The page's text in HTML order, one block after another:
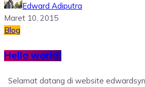
Edward Adiputra
Maret 10, 2015
Blog
Hello world!
Selamat datang di website